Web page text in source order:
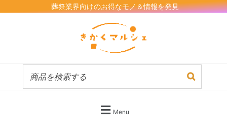
容
プ
葬祭業界向けのお得なモノ＆情報を発見
Menu